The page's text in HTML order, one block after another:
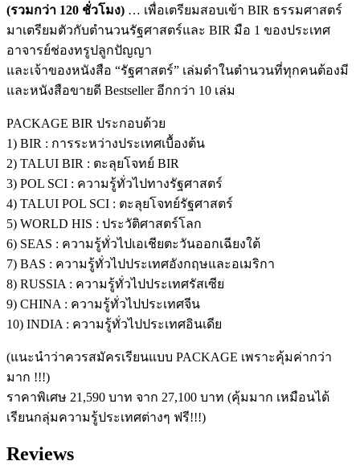
(รวมกว่า 120 ชั่วโมง) … เพื่อเตรียมสอบเข้า BIR ธรรมศาสตร์
มาเตรียมตัวกับตำนวนรัฐศาสตร์และ BIR มือ 1 ของประเทศ
อาจารย์ช่องทรูปลูกปัญญา
และเจ้าของหนังสือ “รัฐศาสตร์” เล่มดำในตำนวนที่ทุกคนต้องมี
และหนังสือขายดี Bestseller อีกกว่า 10 เล่ม
PACKAGE BIR ประกอบด้วย
1) BIR : การระหว่างประเทศเบื้องต้น
2) TALUI BIR : ตะลุยโจทย์ BIR
3) POL SCI : ความรู้ทั่วไปทางรัฐศาสตร์
4) TALUI POL SCI : ตะลุยโจทย์รัฐศาสตร์
5) WORLD HIS : ประวัติศาสตร์โลก
6) SEAS : ความรู้ทั่วไปเอเชียตะวันออกเฉียงใต้
7) BAS : ความรู้ทั่วไปประเทศอังกฤษและอเมริกา
8) RUSSIA : ความรู้ทั่วไปประเทศรัสเซีย
9) CHINA : ความรู้ทั่วไปประเทศจีน
10) INDIA : ความรู้ทั่วไปประเทศอินเดีย
(แนะนำว่าควรสมัครเรียนแบบ PACKAGE เพราะคุ้มค่ากว่า
มาก !!!)
ราคาพิเศษ 21,590 บาท จาก 27,100 บาท (คุ้มมาก เหมือนได้
เรียนกลุ่มความรู้ประเทศต่างๆ ฟรี!!!)
Reviews